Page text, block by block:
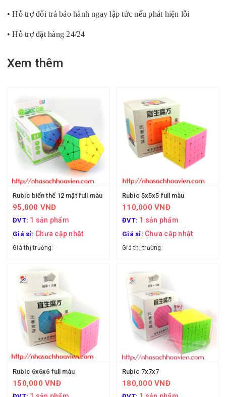
• Hỗ trợ đổi trả bảo hành ngay lập tức nếu phát hiện lỗi
• Hỗ trợ đặt hàng 24/24
Xem thêm
Rubic biến thể 12 mặt full màu
95,000 VNĐ
ĐVT: 1 sản phẩm
Giá sỉ: Chưa cập nhật
Giá thị trường:
Rubic 5x5x5 full màu
110,000 VNĐ
ĐVT: 1 sản phẩm
Giá sỉ: Chưa cập nhật
Giá thị trường:
Rubic 6x6x6 full màu
150,000 VNĐ
Rubic 7x7x7
180,000 VNĐ